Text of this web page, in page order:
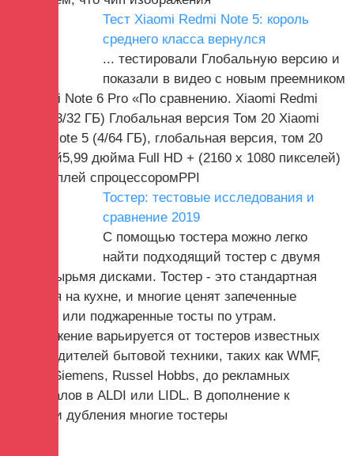
Тест Xiaomi Redmi Note 5: король
среднего класса вернулся
... тестировали Глобальную версию и
показали в видео с новым преемником
». Redmi Note 6 Pro «По сравнению. Xiaomi Redmi
Note 5 (3/32 ГБ) Глобальная версия Том 20 Xiaomi
Redmi Note 5 (4/64 ГБ), глобальная версия, том 20
Дисплей5,99 дюйма Full HD + (2160 x 1080 пикселей)
ЖК-дисплей спроцессоромPPI
Тостер: тестовые исследования и
сравнение 2019
С помощью тостера можно легко
найти подходящий тостер с двумя
или четырьмя дисками. Тостер - это стандартная
функция на кухне, и многие ценят запеченные
булочки или поджаренные тосты по утрам.
Предложение варьируется от тостеров известных
производителей бытовой техники, таких как WMF,
Bosch, Siemens, Russel Hobbs, до рекламных
материалов в ALDI или LIDL. В дополнение к
функции дубления многие тостеры